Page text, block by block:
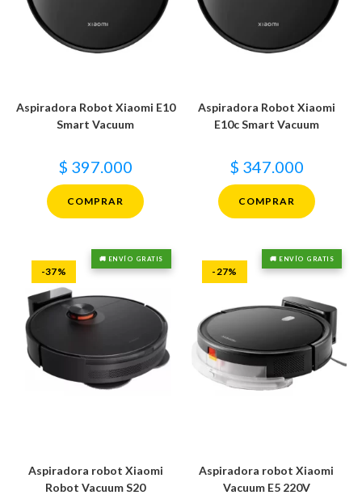
Aspiradora Robot Xiaomi E10
Smart Vacuum
$ 397.000
COMPRAR
Aspiradora Robot Xiaomi
E10c Smart Vacuum
$ 347.000
COMPRAR
🚚 ENVÍO GRATIS
-37%
Aspiradora robot Xiaomi
Robot Vacuum S20
🚚 ENVÍO GRATIS
-27%
Aspiradora robot Xiaomi
Vacuum E5 220V